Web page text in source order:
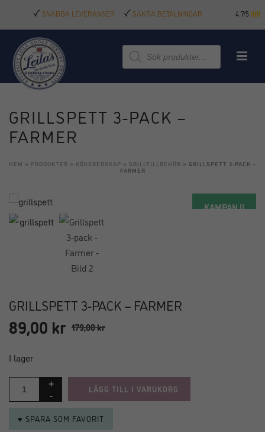
SNABBA LEVERANSER SÄKRA BETALNINGAR 4.7/5
Produktsökning
GRILLSPETT 3-PACK –
FARMER
HEM » PRODUKTER » KÖKSREDSKAP » GRILLTILLBEHÖR » GRILLSPETT 3-PACK –
FARMER
KAMPANJ!
GRILLSPETT 3-PACK – FARMER
179,00kr
Det
priset
179,00 kr.
89,00 krDet
89,00 kr.
I lager
LÄGG TILL I VARUKORG
♥ SPARA SOM FAVORIT